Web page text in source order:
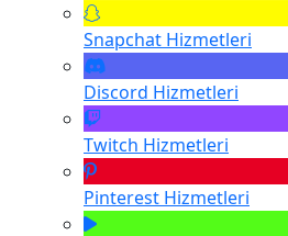
Snapchat Hizmetleri
Discord Hizmetleri
Twitch Hizmetleri
Pinterest Hizmetleri